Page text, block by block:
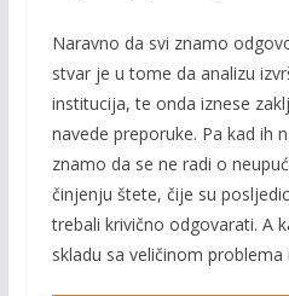
Naravno da svi znamo
stvar je u tome da analizu
institucija, te onda iznese
navede preporuke. Pa kad ih
znamo da se ne radi o
činjenju štete, čije su
trebali krivično odgovarati. A
skladu sa veličinom